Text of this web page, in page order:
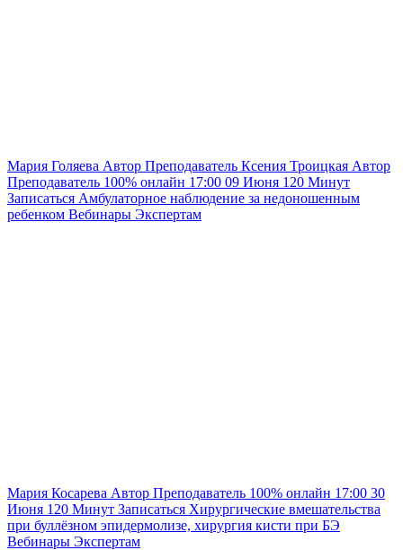
Мария Голяева Автор Преподаватель Ксения Троицкая Автор
Преподаватель 100% онлайн 17:00 09 Июня 120 Минут
Записаться Амбулаторное наблюдение за недоношенным
ребенком Вебинары Экспертам
Мария Косарева Автор Преподаватель 100% онлайн 17:00 30
Июня 120 Минут Записаться Хирургические вмешательства
при буллёзном эпидермолизе, хирургия кисти при БЭ
Вебинары Экспертам